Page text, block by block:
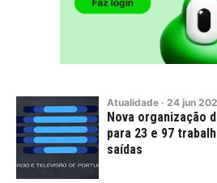
Atualidade · 24 jun
Nova organização
para 23 e 97
saídas